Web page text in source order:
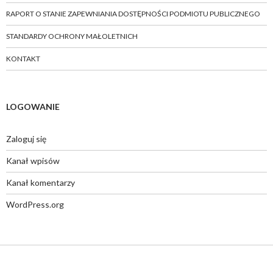
RAPORT O STANIE ZAPEWNIANIA DOSTĘPNOŚCI PODMIOTU PUBLICZNEGO
STANDARDY OCHRONY MAŁOLETNICH
KONTAKT
LOGOWANIE
Zaloguj się
Kanał wpisów
Kanał komentarzy
WordPress.org